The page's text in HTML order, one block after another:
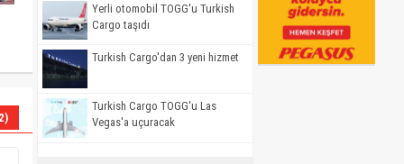
Yerli otomobil TOGG'u Turkish
Cargo taşıdı
Turkish Cargo'dan 3 yeni hizmet
Turkish Cargo TOGG'u Las
Vegas'a uçuracak